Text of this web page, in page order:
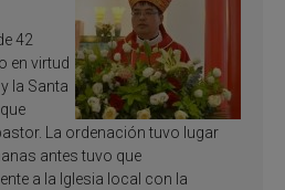
42
en virtud
la Santa
La ordenación tuvo lugar
antes tuvo que
a la Iglesia local con la